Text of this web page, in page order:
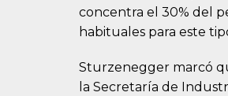
concentra el 30% del
habituales para este
Sturzenegger marcó
la Secretaría de